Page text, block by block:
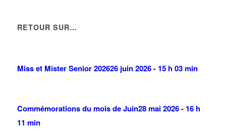
RETOUR SUR…
Miss et Mister Senior 202626 juin 2026 - 15 h 03 min
Commémorations du mois de Juin28 mai 2026 - 16 h
11 min